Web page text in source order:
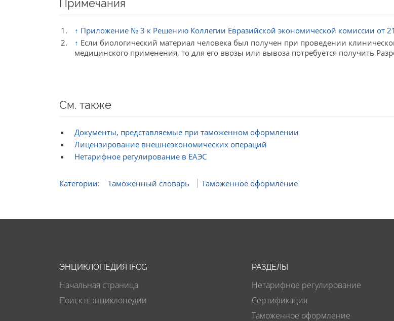
Примечания
↑ Приложение № 3 к Решению Коллегии Евразийской экономической комиссии от
↑ Если биологический материал человека был получен при проведении
медицинского применения, то для его ввозы или вывоза потребуется получить
См. также
Документы, представляемые при таможенном оформлении
Лицензирование внешнеэкономических операций
Нетарифное регулирование в ЕАЭС
Категории: Таможенный словарь Таможенное оформление
ЭНЦИКЛОПЕДИЯ IFCG
Начальная страница
Поиск в энциклопедии
РАЗДЕЛЫ
Нетарифное регулирование
Сертификация
Таможенное оформление